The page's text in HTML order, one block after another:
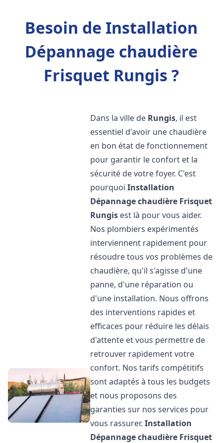
Besoin de Installation
Dépannage chaudière
Frisquet Rungis ?
Dans la ville de Rungis, il est
essentiel d'avoir une chaudière
en bon état de fonctionnement
pour garantir le confort et la
sécurité de votre foyer. C'est
pourquoiInstallation
Dépannage chaudière Frisquet
Rungis est là pour vous aider.
Nos plombiers expérimentés
interviennent rapidement pour
résoudre tous vos problèmes de
chaudière, qu'il s'agisse d'une
panne, d'une réparation ou
d'une installation. Nous offrons
des interventions rapides et
efficaces pour réduire les délais
d'attente et vous permettre de
retrouver rapidement votre
confort. Nos tarifs compétitifs
sont adaptés à tous les budgets
et nous proposons des
garanties sur nos services pour
vous rassurer.Installation
Dépannage chaudière Frisquet